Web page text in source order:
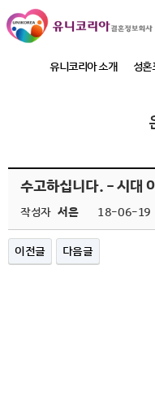
유니코리아 소개 성혼
수고하십니다. - 시대
작성자 서은 18-06-19
이전글 다음글